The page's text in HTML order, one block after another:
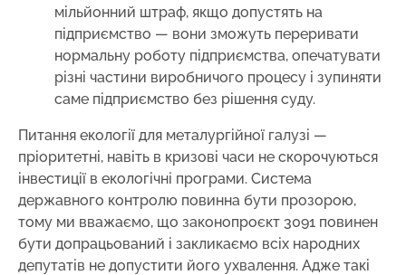
мільйонний штраф, якщо допустять на
підприємство — вони зможуть переривати
нормальну роботу підприємства, опечатувати
різні частини виробничого процесу і зупиняти
саме підприємство без рішення суду.
Питання екології для металургійної галузі —
пріоритетні, навіть в кризові часи не скорочуються
інвестиції в екологічні програми. Система
державного контролю повинна бути прозорою,
тому ми вважаємо, що законопроєкт 3091 повинен
бути допрацьований і закликаємо всіх народних
депутатів не допустити його ухвалення. Адже такі